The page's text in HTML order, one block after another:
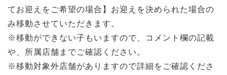
てお迎えをご希望の場合】お迎えを決められた場合の
み移動させていただきます。
※移動ができない子もいますので、コメント欄の記載
や、所属店舗までご確認ください。
※移動対象外店舗がありますので詳細をご確認くださ